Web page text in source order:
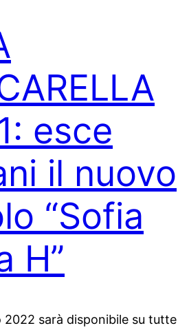
esce
il nuovo
“Sofia
H”
2022 sarà disponibile su tutte